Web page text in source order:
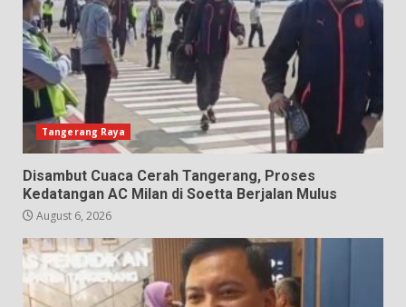
Tangerang Raya
Disambut Cuaca Cerah Tangerang, Proses
Kedatangan AC Milan di Soetta Berjalan Mulus
August 6, 2026